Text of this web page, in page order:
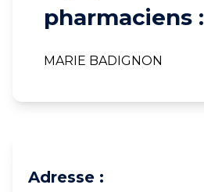
pharmaciens :
MARIE BADIGNON
Adresse :